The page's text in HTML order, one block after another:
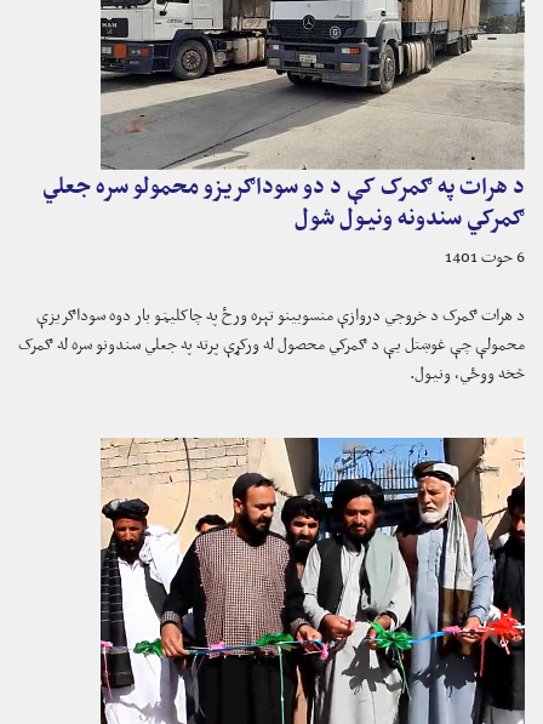
د هرات په ګمرک کې د دو سوداګریزو محمولو سره جعلي
ګمرکي سندونه ونیول شول
6 حوت 1401
د هرات ګمرک د خروجي دروازې منسوبینو تېره ورځ په چاکلیټو بار دوه سوداګریزې
محمولې چې غوښتل یې د ګمرکي محصول له ورکړې پرته په جعلي سندونو سره له ګمرک
څخه ووځي، ونیول.